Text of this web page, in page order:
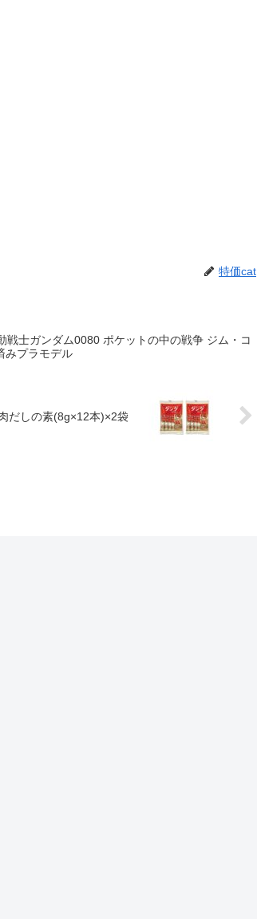
特価cat
士ガンダム0080 ポケットの中の戦争 ジム・コ
みプラモデル
だしの素(8g×12本)×2袋